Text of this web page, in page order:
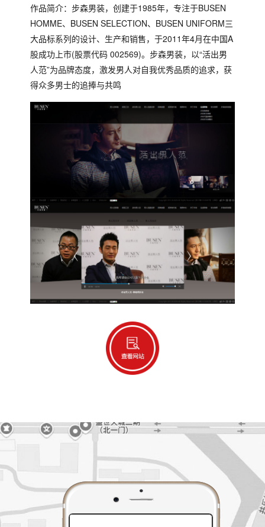
作品简介：步森男装，创建于1985年，专注于BUSEN
HOMME、BUSEN SELECTION、BUSEN UNIFORM三
大品标系列的设计、生产和销售，于2011年4月在中国A
股成功上市(股票代码 002569)。步森男装，以“活出男
人范”为品牌态度，激发男人对自我优秀品质的追求，获
得众多男士的追捧与共鸣